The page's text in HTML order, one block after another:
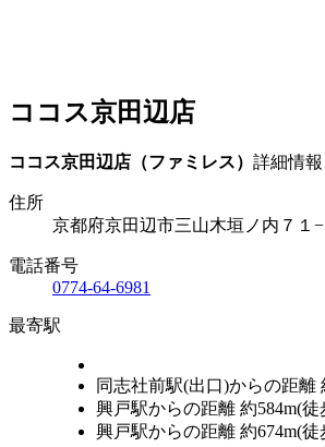
ココス京田辺店
ココス京田辺店（ファミレス） 詳細情報
住所
京都府京田辺市三山木垣ノ内７１−
電話番号
0774-64-6981
最寄駅
同志社前駅(出口)からの距離
興戸駅からの距離 約584m(徒
興戸駅からの距離 約674m(徒